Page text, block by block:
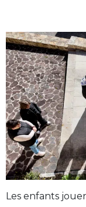
Les enfants